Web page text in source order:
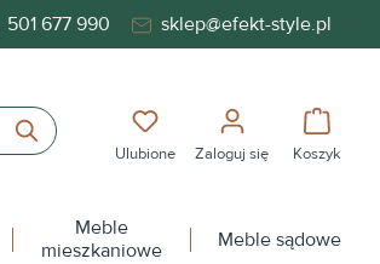
501 677 990 sklep@efekt-style.pl
Masz 0 przedmioty na
Ulubione Zaloguj się Koszyk
Meble
mieszkaniowe
Meble sądowe